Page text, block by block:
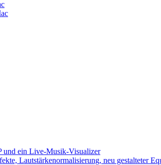
und ein Live-Musik-Visualizer
Lautstärkenormalisierung, neu gestalteter